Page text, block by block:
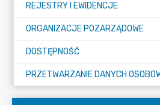
REJESTRY I EWIDENCJE
ORGANIZACJE POZARZĄDOWE
DOSTĘPNOŚĆ
PRZETWARZANIE DANYCH